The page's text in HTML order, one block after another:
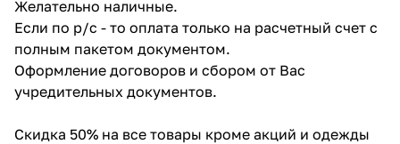
Желательно наличные.
Если по р/с - то оплата только на расчетный счет с
полным пакетом документом.
Оформление договоров и сбором от Вас
учредительных документов.
Скидка 50% на все товары кроме акций и одежды